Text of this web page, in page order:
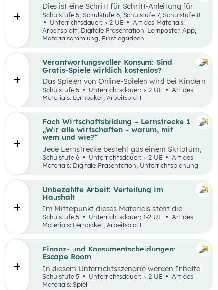
Unbezahlte Arbeit: Verteilung im
Haushalt
Im Mittelpunkt dieses Materials steht die
Auseinandersetzung mit (unbezahlter) Arbeit
und deren Verteilung. Der Schwerpunkt liegt
Beispielen wird an die Lebenswelt der
Schüler:innen angeknüpft, die selbst unbezahlte
Tätigkeiten im Haushalt aufzeichnen und deren
Verteilung reflektieren.
Schulstufe 5 Unterrichtsdauer: 1-2 UE
Materials: Lernpaket, Arbeitsblatt
Bedürfnisbefriedigung durch Unternehmen.
Finanz- und Konsumentscheidungen:
Escape Room
In diesem Unterrichtsszenario werden Inhalte
desKompetenzbereichs„Leben und
Wirtschaften im eigenen Umfeld“ spielerisch
Schulstufe 5 Unterrichtsdauer: > 2 UE
Art des
Materials: Spiel
Verantwortungsvoller Konsum: Sind
Gratis-Spiele wirklich kostenlos?
Das Spielen von Online-Spielen wird bei Kindern
und Jugendlichen immer beliebter. Während
Spielen viele Vorteile mit sich bringt, ist es
aufmerksam zu machen. Das vorliegende Lehr-
und Lernmaterial setzt sich aus zwei
aufeinander aufbauenden Teilen zusammen, die
abgehandelt werden können.
Schulstufe 5 Unterrichtsdauer: > 2 UE
Art des
Materials: Lernpaket, Arbeitsblatt
Fach Wirtschaftsbildung – Lernstrecke 1
„Wir alle wirtschaften – warum, mit
wem und wie?“
Jede Lernstrecke besteht aus einem Skriptum,
welches dazu dient einen Überblick über die
jeweilige Lernstrecke zu erhalten. Mit
dem eigenen Unterrichtsgegenstand
Wissen und entwickeln Fähigkeiten,
Einstellungen und Verhaltensbereitschaften, die
sie in ökonomisch geprägten Lebenssituationen
benötigen. Diese sollen ihnen dabei helfen,
ökonomische Herausforderungen, Aufgaben
und Problemstellungen erkennen, analysieren,
Schulstufe 6 Unterrichtsdauer: > 2 UE
Materials: Digitale Präsentation, Unterrichtsplanung
Dies ist eine Schritt für Schritt-Anleitung für
Lehrer:innen, die mit Jugendlichen ein echtes
Verkaufserlebnis organisieren wollen: Vom
Einstieg(Was haben Jugendliche erfunden?)
überZiele setzen bis hin zum gesamten Design
Thinking-Prozess
Preis berechnen
beschrieben. Tipps und Tricks rund um den
Markt-Tag selbst, sowie ein Vorschlag, wie das
Erlebnis gefeiert und präsentiert werden kann,
sind ebenfalls enthalten.
Schulstufe 5, Schulstufe 6, Schulstufe 7, Schulstufe 8
Unterrichtsdauer: > 2 UE
Arbeitsblatt, Digitale Präsentation, Lernposter, App,
Materialsammlung, Einstiegsideen